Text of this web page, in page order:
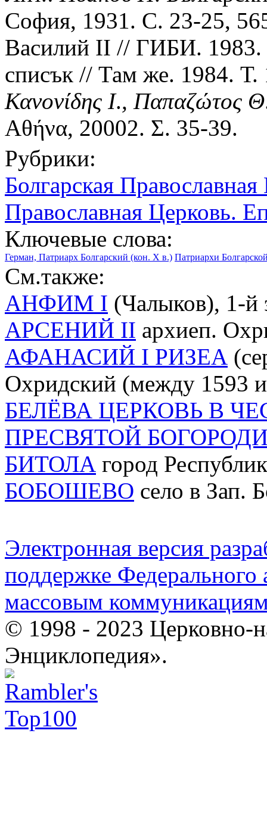
София, 1931. С. 23-25,
Василий II // ГИБИ.
списък // Там же. 1984.
Κανονίδης Ι., Παπαζώτος Θ
Αθήνα, 20002. Σ. 35-39.
Рубрики:
Болгарская
Православная Церковь.
Ключевые слова:
Герман, Патриарх Болгарский (кон. X в.) Патриархи
См.также:
АНФИМ I (Чалыков), 1-й
АРСЕНИЙ II архиеп.
АФАНАСИЙ I РИЗЕА
Охридский (между 1593
БЕЛЁВА ЦЕРКОВЬ В
ПРЕСВЯТОЙ
БИТОЛА город
БОБОШЕВО село в Зап.
Электронная версия
поддержке Федерального
массовым
© 1998 - 2023 Церковно-
Энциклопедия».